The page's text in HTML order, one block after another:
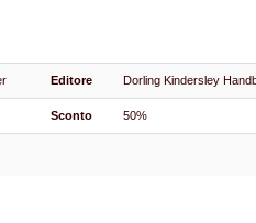
Editore Dorling Kindersley
Sconto 50%